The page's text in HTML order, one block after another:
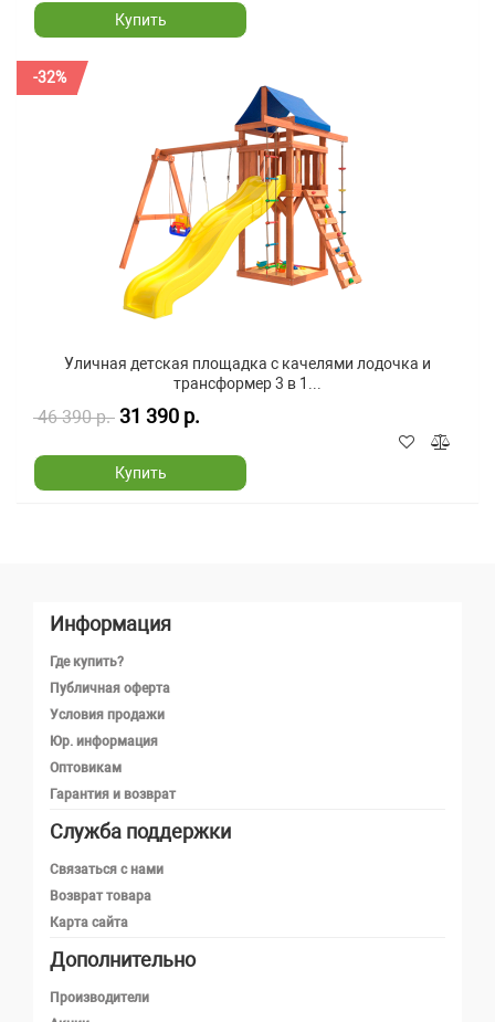
Купить
-32%
Уличная детская площадка с качелями лодочка и
трансформер 3 в 1...
46 390 р. 31 390 р.
Купить
Информация
Где купить?
Публичная оферта
Условия продажи
Юр. информация
Оптовикам
Гарантия и возврат
Служба поддержки
Связаться с нами
Возврат товара
Карта сайта
Дополнительно
Производители